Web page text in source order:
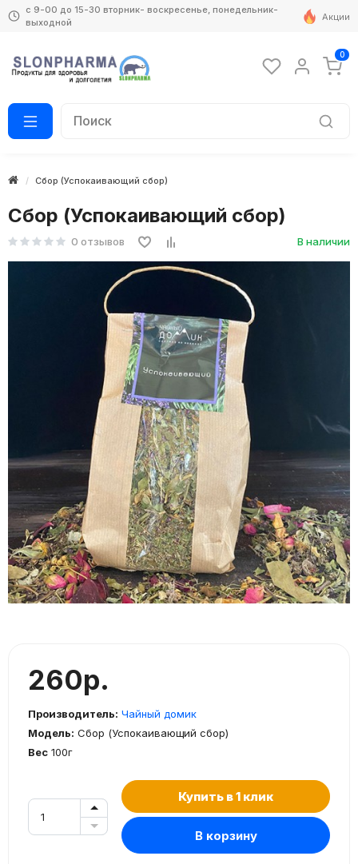
с 9-00 до 15-30 вторник- воскресенье, понедельник-
выходной
Акции
0
Сбор (Успокаивающий сбор)
Сбор (Успокаивающий сбор)
0 отзывов В наличии
260р.
Производитель: Чайный домик
Модель: Сбор (Успокаивающий сбор)
Вес 100г
Купить в 1 клик
В корзину